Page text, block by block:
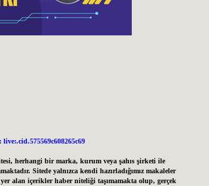
live:.cid.575569c608265c69
herhangi bir marka, kurum veya şahıs şirketi ile
Sitede yalnızca kendi hazırladığımız makaleler
alan içerikler haber niteliği taşımamakta olup, gerçek